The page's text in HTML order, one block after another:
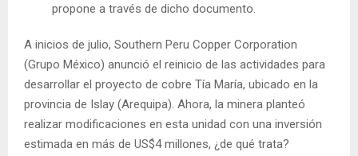
propone a través de dicho documento.
A inicios de julio, Southern Peru Copper Corporation
(Grupo México) anunció el reinicio de las actividades para
desarrollar el proyecto de cobre Tía María, ubicado en la
provincia de Islay (Arequipa). Ahora, la minera planteó
realizar modificaciones en esta unidad con una inversión
estimada en más de US$4 millones, ¿de qué trata?